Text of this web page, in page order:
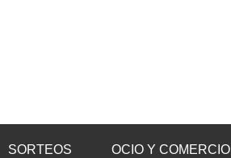
SORTEOS OCIO Y COMERCIO